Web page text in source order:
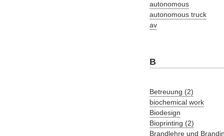
autonomous
autonomous truck
av
B
Betreuung (2)
biochemical work
Biodesign
Bioprinting (2)
Brandlehre und